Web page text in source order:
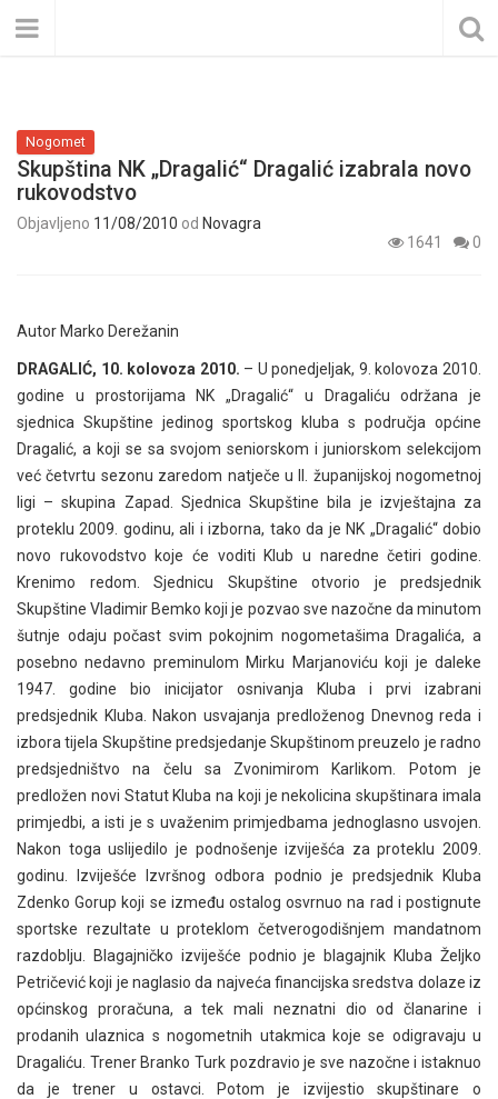
Nogomet
Skupština NK „Dragalić“ Dragalić izabrala novo
rukovodstvo
Objavljeno 11/08/2010 od Novagra
1641
0
Autor Marko Derežanin
DRAGALIĆ, 10. kolovoza 2010. – U ponedjeljak, 9. kolovoza 2010.
godine u prostorijama NK „Dragalić“ u Dragaliću održana je
sjednica Skupštine jedinog sportskog kluba s područja općine
Dragalić, a koji se sa svojom seniorskom i juniorskom selekcijom
već četvrtu sezonu zaredom natječe u II. županijskoj nogometnoj
ligi – skupina Zapad. Sjednica Skupštine bila je izvještajna za
proteklu 2009. godinu, ali i izborna, tako da je NK „Dragalić“ dobio
novo rukovodstvo koje će voditi Klub u naredne četiri godine.
Krenimo redom. Sjednicu Skupštine otvorio je predsjednik
Skupštine Vladimir Bemko koji je pozvao sve nazočne da minutom
šutnje odaju počast svim pokojnim nogometašima Dragalića, a
posebno nedavno preminulom Mirku Marjanoviću koji je daleke
1947. godine bio inicijator osnivanja Kluba i prvi izabrani
predsjednik Kluba. Nakon usvajanja predloženog Dnevnog reda i
izbora tijela Skupštine predsjedanje Skupštinom preuzelo je radno
predsjedništvo na čelu sa Zvonimirom Karlikom. Potom je
predložen novi Statut Kluba na koji je nekolicina skupštinara imala
primjedbi, a isti je s uvaženim primjedbama jednoglasno usvojen.
Nakon toga uslijedilo je podnošenje izviješća za proteklu 2009.
godinu. Izviješće Izvršnog odbora podnio je predsjednik Kluba
Zdenko Gorup koji se između ostalog osvrnuo na rad i postignute
sportske rezultate u proteklom četverogodišnjem mandatnom
razdoblju. Blagajničko izviješće podnio je blagajnik Kluba Željko
Petričević koji je naglasio da najveća financijska sredstva dolaze iz
općinskog proračuna, a tek mali neznatni dio od članarine i
prodanih ulaznica s nogometnih utakmica koje se odigravaju u
Dragaliću. Trener Branko Turk pozdravio je sve nazočne i istaknuo
da je trener u ostavci. Potom je izvijestio skupštinare o